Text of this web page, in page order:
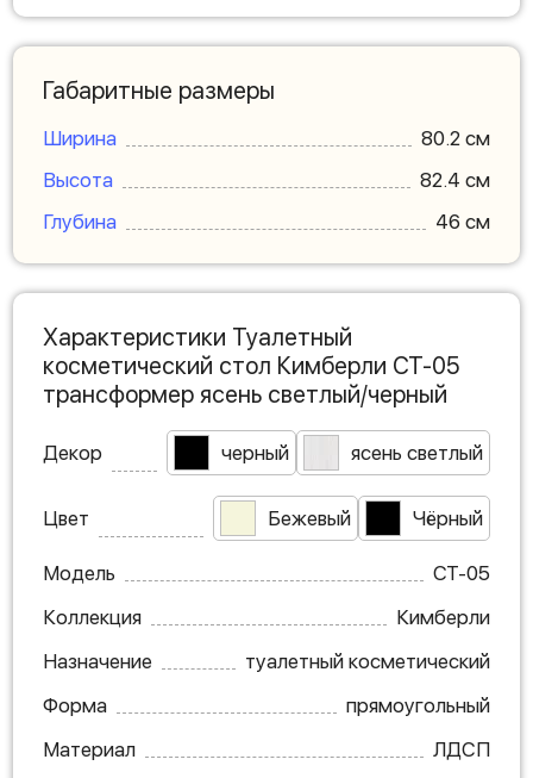
Габаритные размеры
Ширина
80.2 см
Высота
82.4 см
Глубина
46 см
Характеристики Туалетный
косметический стол Кимберли СТ-05
трансформер ясень светлый/черный
Декор черный ясень светлый
Цвет Бежевый Чёрный
Модель
СТ-05
Коллекция
Кимберли
Назначение
туалетный косметический
Форма
прямоугольный
Материал
ЛДСП